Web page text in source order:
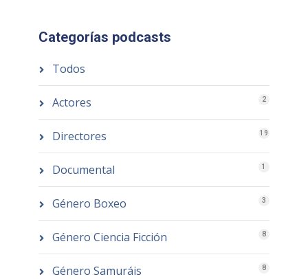
Categorías podcasts
Todos
Actores 2
Directores 19
Documental 1
Género Boxeo 3
Género Ciencia Ficción 8
Género Samuráis 8